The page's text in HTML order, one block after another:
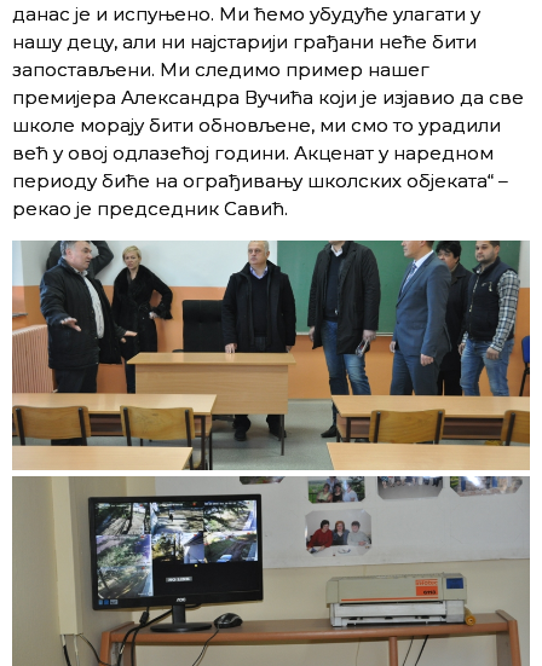
данас је и испуњено. Ми ћемо убудуће улагати у
нашу децу, али ни најстарији грађани неће бити
запостављени. Ми следимо пример нашег
премијера Александра Вучића који је изјавио да све
школе морају бити обновљене, ми смо то урадили
већ у овој одлазећој години. Акценат у наредном
периоду биће на ограђивању школских објеката“ –
рекао је председник Савић.